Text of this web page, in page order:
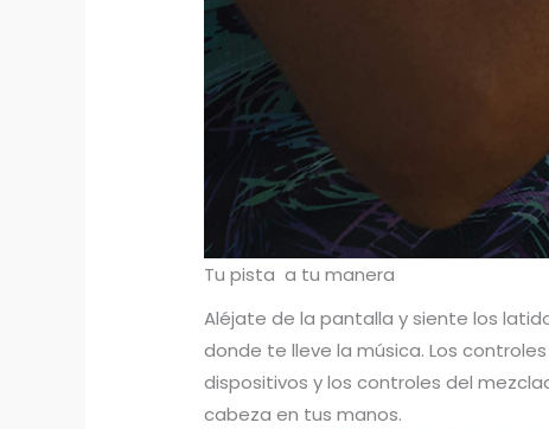
Tu pista a tu manera
Aléjate de la pantalla y siente los
donde te lleve la música. Los
dispositivos y los controles del
cabeza en tus manos.